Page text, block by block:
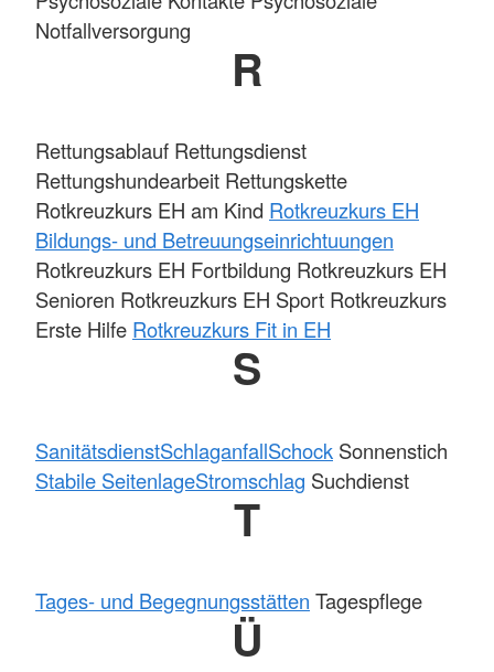
Notfallversorgung
R
Rettungsablauf Rettungsdienst
Rettungshundearbeit Rettungskette
Rotkreuzkurs EH am Kind Rotkreuzkurs EH
Bildungs- und Betreuungseinrichtuungen
Rotkreuzkurs EH Fortbildung Rotkreuzkurs EH
Senioren Rotkreuzkurs EH Sport Rotkreuzkurs
Erste Hilfe Rotkreuzkurs Fit in EH
S
SanitätsdienstSchlaganfallSchock Sonnenstich
Stabile SeitenlageStromschlag Suchdienst
T
Tages- und Begegnungsstätten Tagespflege
Ü